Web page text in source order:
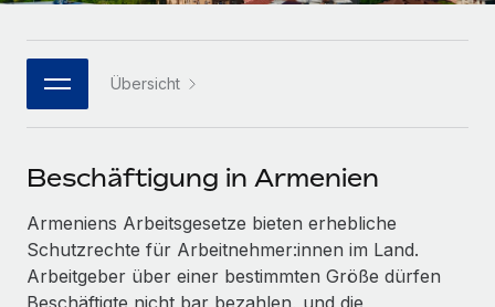
MCP
Integrationen
Tools
DIENSTLEISTUNGEN
Frag unsere Expert:innen
PARTNER WERDEN
Flexible Einbettung von Global-HR-Funktionen in deine
Partner werden
Entdecke die Möglichkeiten einer Partnerschaft
Remote Build
Demnächst verfügbar
Beratung zu Integrationen und KI-Automatisierung
Bibliothek für Stellenbeschreibungen
Webinare
Events
Newsroom
Informationen zu Gehältern und Qualifikationen
한국어 Übersicht
Beschäftigung in Armenien
Armeniens Arbeitsgesetze bieten erhebliche
Schutzrechte für Arbeitnehmer:innen im Land.
Arbeitgeber über einer bestimmten Größe dürfen
Beschäftigte nicht bar bezahlen, und die